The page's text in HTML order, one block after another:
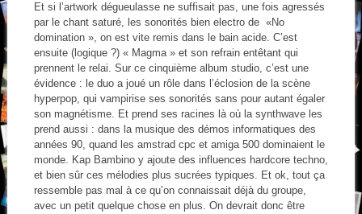
Et si l’artwork dégueulasse ne suffisait pas, une fois agressés
par le chant saturé, les sonorités bien electro de «No
domination », on est vite remis dans le bain acide. C’est
ensuite (logique ?) « Magma » et son refrain entêtant qui
prennent le relai. Sur ce cinquième album studio, c’est une
évidence : le duo a joué un rôle dans l’éclosion de la scène
hyperpop, qui vampirise ses sonorités sans pour autant égaler
son magnétisme. Et prend ses racines là où la synthwave les
prend aussi : dans la musique des démos informatiques des
années 90, quand les amstrad cpc et amiga 500 dominaient le
monde. Kap Bambino y ajoute des influences hardcore techno,
et bien sûr ces mélodies plus sucrées typiques. Et ok, tout ça
ressemble pas mal à ce qu’on connaissait déjà du groupe,
avec un petit quelque chose en plus. On devrait donc être